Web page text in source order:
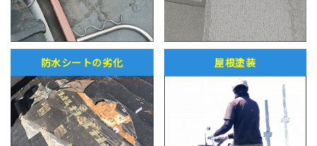
防水シートの劣化 屋根塗装